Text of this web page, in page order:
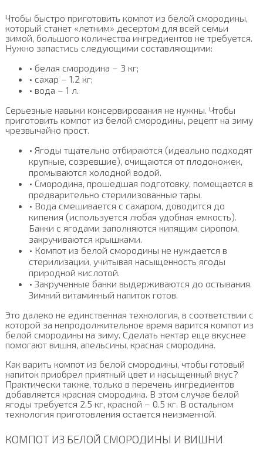
Чтобы быстро приготовить компот из белой смородины,
который станет «летним» десертом для всей семьи
зимой, большого количества ингредиентов не требуется.
Нужно запастись следующими составляющими:
• белая смородина – 3 кг;
• сахар – 1.2 кг;
• вода – 1 л.
Серьезные навыки консервирования не нужны. Чтобы
приготовить компот из белой смородины, рецепт на зиму
чрезвычайно прост.
• Ягоды тщательно отбираются (идеально подходят
крупные, созревшие), очищаются от плодоножек,
промываются холодной водой.
• Смородина, прошедшая подготовку, помещается в
предварительно стерилизованные тары.
• Вода смешивается с сахаром, доводится до
кипения (используется любая удобная емкость).
Банки с ягодами заполняются кипящим сиропом,
закручиваются крышками.
• Компот из белой смородины не нуждается в
стерилизации, учитывая насыщенность ягоды
природной кислотой.
• Закрученные банки выдерживаются до остывания.
Зимний витаминный напиток готов.
Это далеко не единственная технология, в соответствии с
которой за непродолжительное время варится компот из
белой смородины на зиму. Сделать нектар еще вкуснее
помогают вишня, апельсины, красная смородина.
Как варить компот из белой смородины, чтобы готовый
напиток приобрел приятный цвет и насыщенный вкус?
Практически также, только в перечень ингредиентов
добавляется красная смородина. В этом случае белой
ягоды требуется 2.5 кг, красной – 0.5 кг. В остальном
технология приготовления остается неизменной.
КОМПОТ ИЗ БЕЛОЙ СМОРОДИНЫ И ВИШНИ